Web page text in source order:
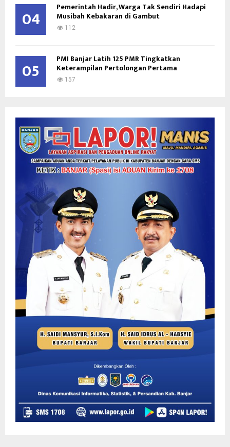
04 Pemerintah Hadir, Warga Tak Sendiri Hadapi
Musibah Kebakaran di Gambut
112
05 PMI Banjar Latih 125 PMR Tingkatkan
Keterampilan Pertolongan Pertama
157